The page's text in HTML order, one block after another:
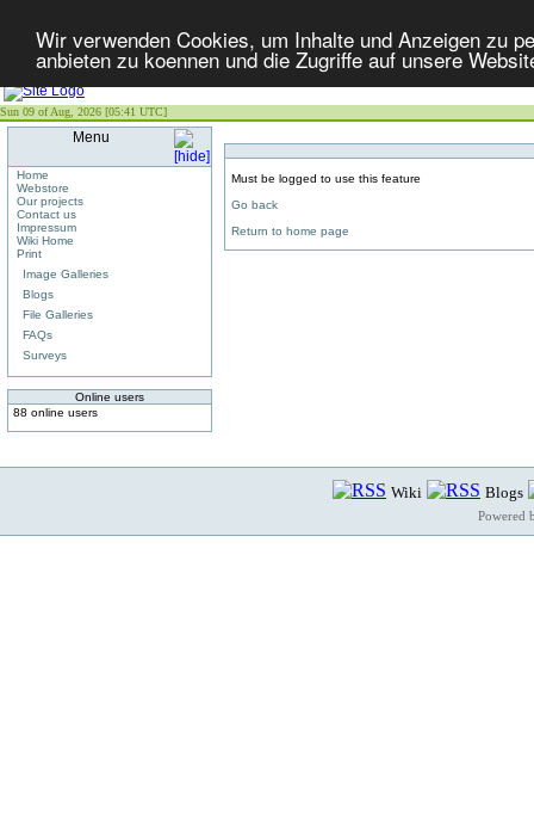
Wir verwenden Cookies, um Inhalte und Anzeigen zu
anbieten zu koennen und die Zugriffe auf unsere
Sun 09 of Aug, 2026 [05:41 UTC]
Menu
Home
Webstore
Our projects
Contact us
Impressum
Wiki Home
Print
Image Galleries
Blogs
File Galleries
FAQs
Surveys
Online users
88 online users
Must be logged to use this feature
Go back
Return to home page
Wiki Blogs
Powered